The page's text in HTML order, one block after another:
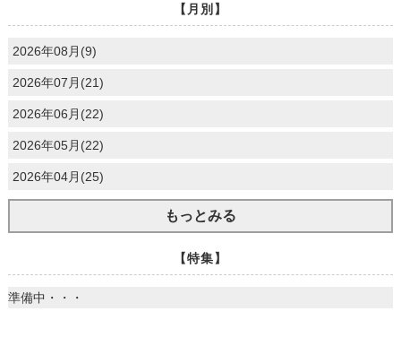
【月別】
2026年08月(9)
2026年07月(21)
2026年06月(22)
2026年05月(22)
2026年04月(25)
もっとみる
【特集】
準備中・・・